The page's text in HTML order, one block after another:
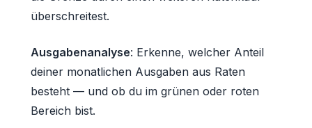
überschreitest.
Ausgabenanalyse: Erkenne, welcher Anteil
deiner monatlichen Ausgaben aus Raten
besteht — und ob du im grünen oder roten
Bereich bist.